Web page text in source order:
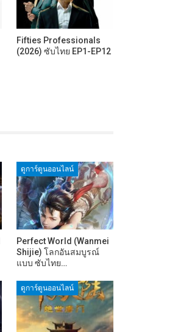
Fifties Professionals
(2026) ซับไทย EP1-EP12
ดูการ์ตูนออนไลน์
Perfect World (Wanmei
Shijie) โลกอันสมบูรณ์
แบบ ซับไทย…
ดูการ์ตูนออนไลน์